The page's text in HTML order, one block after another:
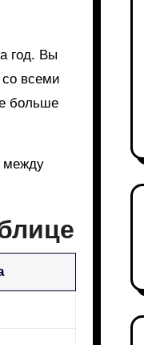
год. Вы
со всеми
больше
между